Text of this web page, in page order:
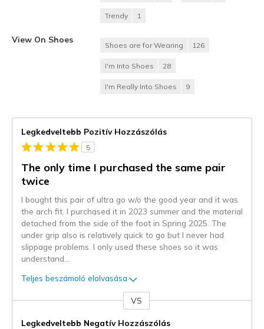
Trendy 1
View On Shoes
Shoes are for Wearing 126
I'm Into Shoes 28
I'm Really Into Shoes 9
Legkedveltebb Pozitív Hozzászólás
5
The only time I purchased the same pair
twice
I bought this pair of ultra go w/o the good year and it was
the arch fit. I purchased it in 2023 summer and the material
detached from the side of the foot in Spring 2025. The
under grip also is relatively quick to go but I never had
slippage problems. I only used these shoes so it was
understand
Teljes beszámoló elolvasása
VS
Legkedveltebb Negatív Hozzászólás